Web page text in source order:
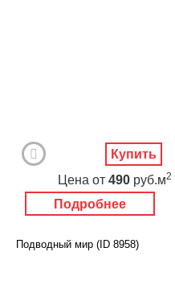
Подробнее
Цена от 490 руб.м2
Купить
Подводный мир (ID 8958)